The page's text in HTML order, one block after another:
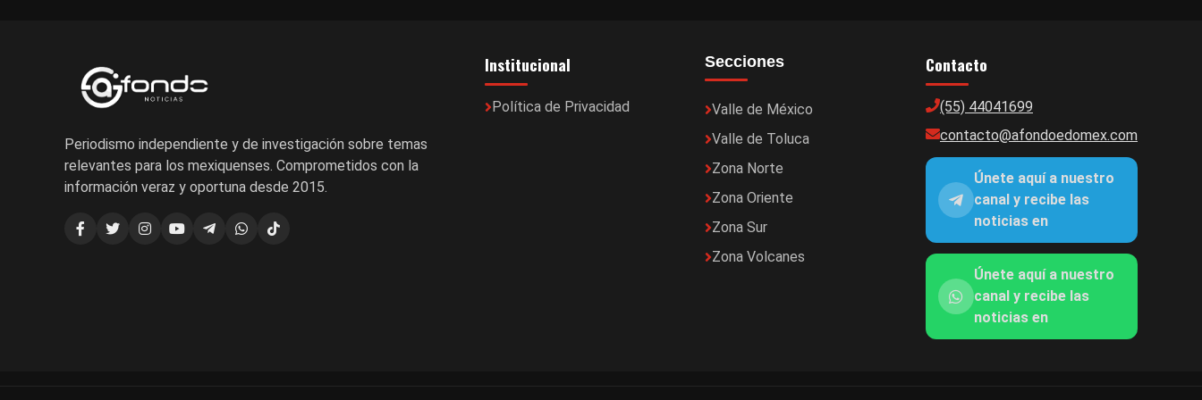
Periodismo independiente y de investigación sobre temas
relevantes para los mexiquenses. Comprometidos con la
información veraz y oportuna desde 2015.
Institucional
Política de Privacidad
Secciones
Valle de México
Valle de Toluca
Zona Norte
Zona Oriente
Zona Sur
Zona Volcanes
Contacto
(55) 44041699
contacto@afondoedomex.com
Únete aquí a nuestro
canal y recibe las
noticias en
Únete aquí a nuestro
canal y recibe las
noticias en